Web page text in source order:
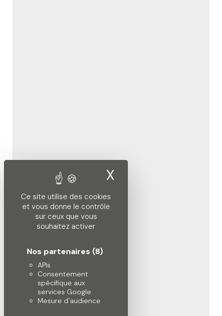
Ce site utilise des cookies
et vous donne le contrôle
sur ceux que vous
souhaitez activer
Nos partenaires (8)
APIs
Consentement
spécifique aux
services Google
Mesure d'audience
X